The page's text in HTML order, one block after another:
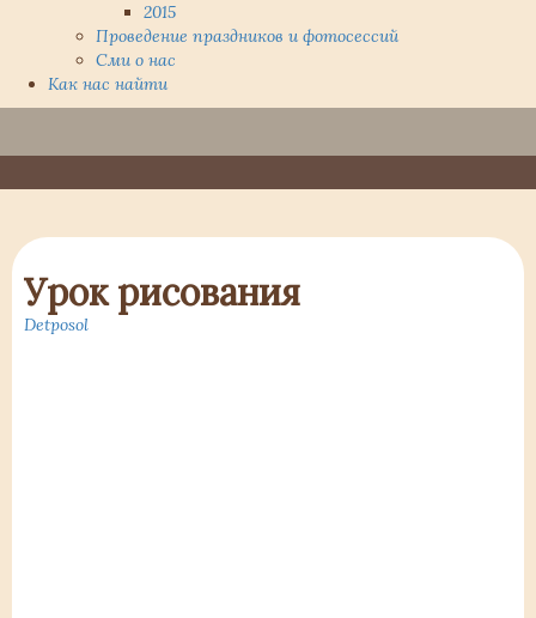
2015
Проведение праздников и фотосессий
Сми о нас
Как нас найти
Урок рисования
Detposol